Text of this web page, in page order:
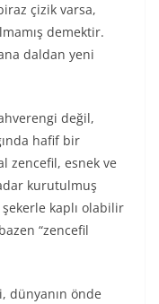
çizik varsa,
demektir.
daldan yeni
değil,
hafif bir
zencefil, esnek ve
kurutulmuş
kaplı olabilir
“zencefil
dünyanın önde